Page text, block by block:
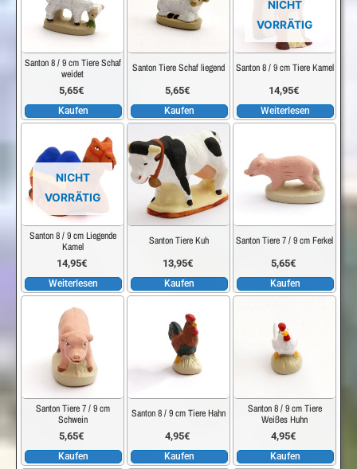
Santon 8 / 9 cm Tiere Schaf
weidet
5,65€
Kaufen
Santon Tiere Schaf liegend
5,65€
Kaufen
NICHT
VORRÄTIG
Santon 8 / 9 cm Tiere Kamel
14,95€
Weiterlesen
NICHT
VORRÄTIG
Santon 8 / 9 cm Liegende
Kamel
14,95€
Weiterlesen
Santon Tiere Kuh
13,95€
Kaufen
Santon Tiere 7 / 9 cm Ferkel
5,65€
Kaufen
Santon Tiere 7 / 9 cm
Schwein
5,65€
Kaufen
Santon 8 / 9 cm Tiere Hahn
4,95€
Kaufen
Santon 8 / 9 cm Tiere
Weißes Huhn
4,95€
Kaufen